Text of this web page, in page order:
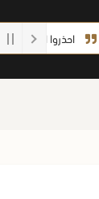
احذروا الغش أيها الطلاب